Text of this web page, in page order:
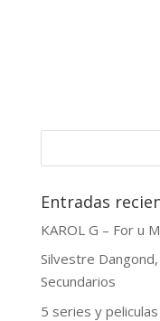
Entradas
KAROL G – For u
Silvestre Dangond,
Secundarios
5 series y